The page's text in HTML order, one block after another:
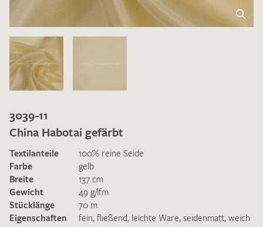
Ich bin damit einverstanden, dass meine angegebenen Daten
zur Beantwortung meiner Musteranfrage genutzt werden.
DieDatenschutzbestimmungenhabe ich zur Kenntnis
3039-11
China Habotai gefärbt
Textilanteile
100% reine Seide
Farbe
gelb
Breite
137 cm
Gewicht
49 g/lfm
Stücklänge
70 m
Eigenschaften
fein, fließend, leichte Ware, seidenmatt, weich